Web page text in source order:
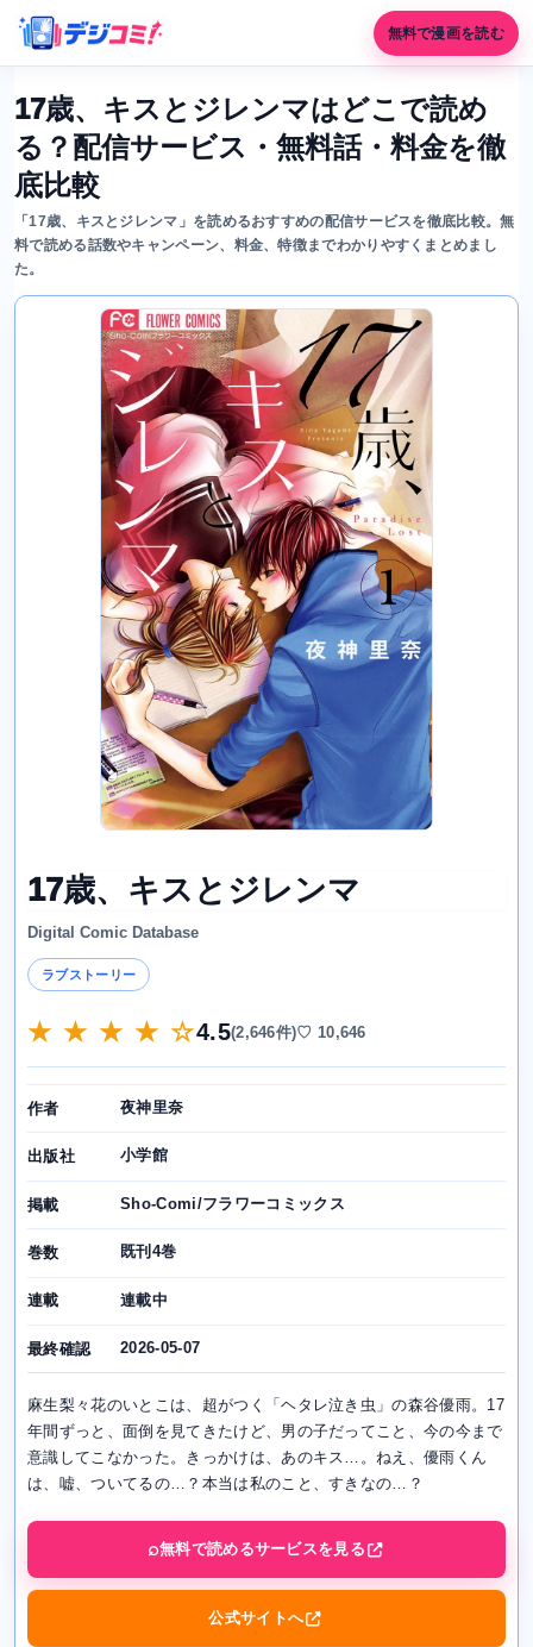
無料で漫画を読む
17歳、キスとジレンマはどこで読め
る？配信サービス・無料話・料金を徹
底比較
「17歳、キスとジレンマ」を読めるおすすめの配信サービスを徹底比較。無
料で読める話数やキャンペーン、料金、特徴までわかりやすくまとめまし
た。
17歳、キスとジレンマ
Digital Comic Database
ラブストーリー
★ ★ ★ ★ ☆4.5(2,646件)♡ 10,646
作者 夜神里奈
出版社 小学館
掲載 Sho-Comi/フラワーコミックス
巻数 既刊4巻
連載 連載中
最終確認 2026-05-07
麻生梨々花のいとこは、超がつく「ヘタレ泣き虫」の森谷優雨。17
年間ずっと、面倒を見てきたけど、男の子だってこと、今の今まで
意識してこなかった。きっかけは、あのキス…。ねえ、優雨くん
は、嘘、ついてるの…？本当は私のこと、すきなの…？
無料で読めるサービスを見る
公式サイトへ